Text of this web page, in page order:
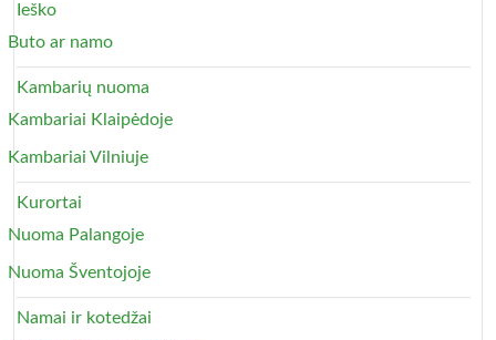
Ieško
Buto ar namo
Kambarių nuoma
Kambariai Klaipėdoje
Kambariai Vilniuje
Kurortai
Nuoma Palangoje
Nuoma Šventojoje
Namai ir kotedžai